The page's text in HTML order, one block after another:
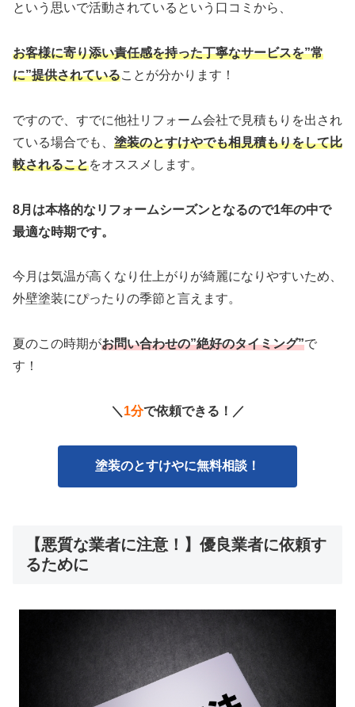
という思いで活動されているという口コミから、
お客様に寄り添い責任感を持った丁寧なサービスを”常
に”提供されていることが分かります！
ですので、すでに他社リフォーム会社で見積もりを出され
ている場合でも、 塗装のとすけやでも相見積もりをして比
較されることをオススメします。
8月は本格的なリフォームシーズンとなるので1年の中で
最適な時期です。
今月は気温が高くなり仕上がりが綺麗になりやすいため、
外壁塗装にぴったりの季節と言えます。
夏のこの時期がお問い合わせの”絶好のタイミング”で
す！
＼ 1分で依頼できる！／
塗装のとすけやに無料相談！
【悪質な業者に注意！】優良業者に依頼す
るために